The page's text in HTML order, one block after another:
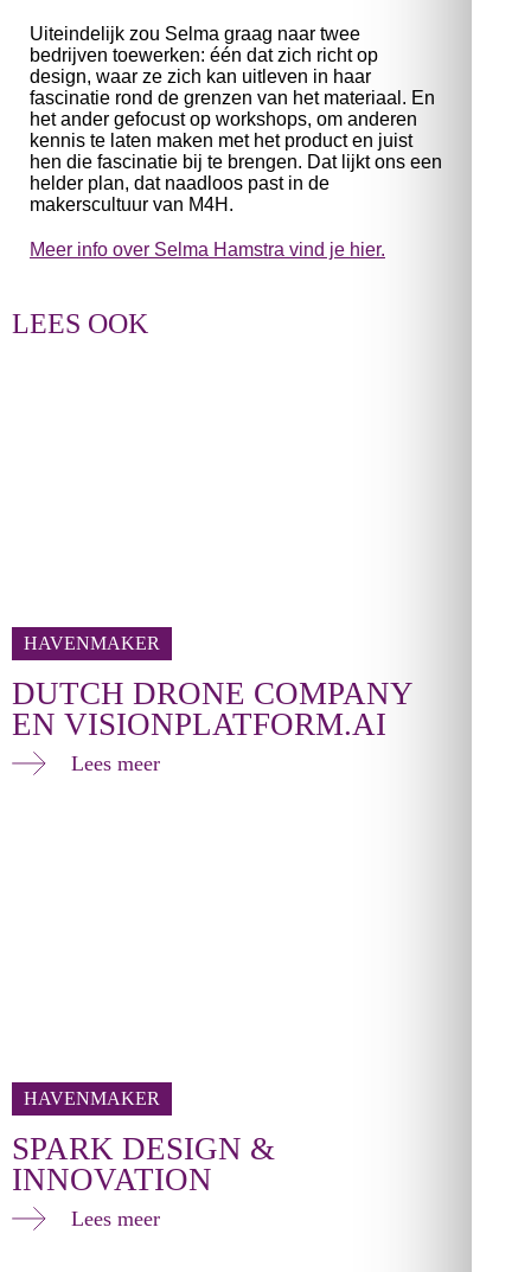
Uiteindelijk zou Selma graag naar twee
bedrijven toewerken: één dat zich richt op
design, waar ze zich kan uitleven in haar
fascinatie rond de grenzen van het materiaal. En
het ander gefocust op workshops, om anderen
kennis te laten maken met het product en juist
hen die fascinatie bij te brengen. Dat lijkt ons een
helder plan, dat naadloos past in de
makerscultuur van M4H.
Meer info over Selma Hamstra vind je hier.
LEES OOK
HAVENMAKER
DUTCH DRONE COMPANY
EN VISIONPLATFORM.AI
Lees meer
HAVENMAKER
SPARK DESIGN &
INNOVATION
Lees meer